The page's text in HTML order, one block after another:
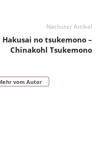
Nächster Artikel
Hakusai no tsukemono –
Chinakohl Tsukemono
vom Autor